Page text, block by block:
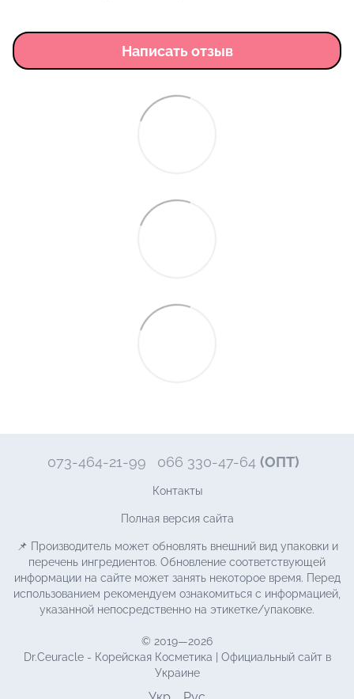
Написать отзыв
073-464-21-99 066 330-47-64 (ОПТ)
Контакты
Полная версия сайта
📌 Производитель может обновлять внешний вид упаковки и
перечень ингредиентов. Обновление соответствующей
информации на сайте может занять некоторое время. Перед
использованием рекомендуем ознакомиться с информацией,
указанной непосредственно на этикетке/упаковке.
© 2019—2026
Dr.Ceuracle - Корейская Косметика | Официальный сайт в
Украине